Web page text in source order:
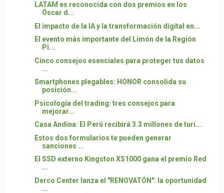
LATAM es reconocida con dos premios en los
Óscar d...
El impacto de la IA y la transformación digital en...
El evento más importante del Limón de la Región
Pi...
Cinco consejos esenciales para proteger tus datos
...
Smartphones plegables: HONOR consolida su
posición...
Psicología del trading: tres consejos para
mejorar...
Casa Andina: El Perú recibirá 3.3 millones de turi...
Estos dos formularios te pueden generar
sanciones ...
El SSD externo Kingston XS1000 gana el premio Red
...
Derco Center lanza el "RENOVATÓN": la oportunidad
...